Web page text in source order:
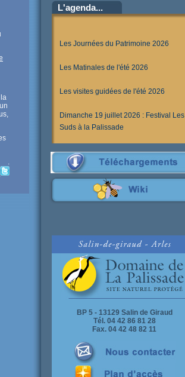
.
L'agenda...
Les Journées du Patrimoine 2026
Les Matinales de l'été 2026
Les visites guidées de l'été 2026
Dimanche 19 juillet 2026 : Festival Les
Suds à la Palissade
BP 5 - 13129 Salin de Giraud
Tél. 04 42 86 81 28
Fax. 04 42 48 82 11